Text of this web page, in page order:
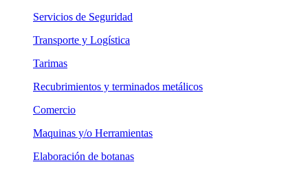
Servicios de Seguridad
Transporte y Logística
Tarimas
Recubrimientos y terminados metálicos
Comercio
Maquinas y/o Herramientas
Elaboración de botanas